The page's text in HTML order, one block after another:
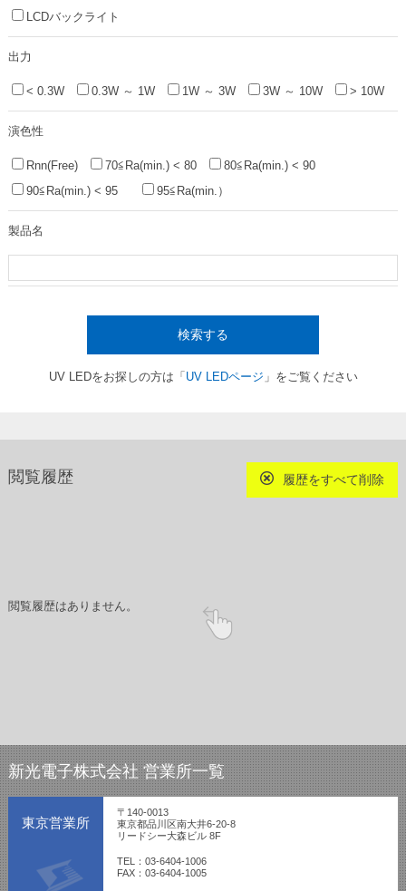
LCDバックライト
出力
< 0.3W 0.3W ～ 1W 1W ～ 3W 3W ～ 10W > 10W
演色性
Rnn(Free) 70≦Ra(min.) < 80
80≦Ra(min.) < 90
90≦Ra(min.) < 95
95≦Ra(min.）
製品名
検索する
UV LEDをお探しの方は「 UV LEDページ 」をご覧ください
閲覧履歴 履歴をすべて削除
閲覧履歴はありません。
新光電子株式会社 営業所一覧
東京営業所
〒140-0013
東京都品川区南大井6-20-8
リードシー大森ビル 8F
TEL：03-6404-1006
FAX：03-6404-1005